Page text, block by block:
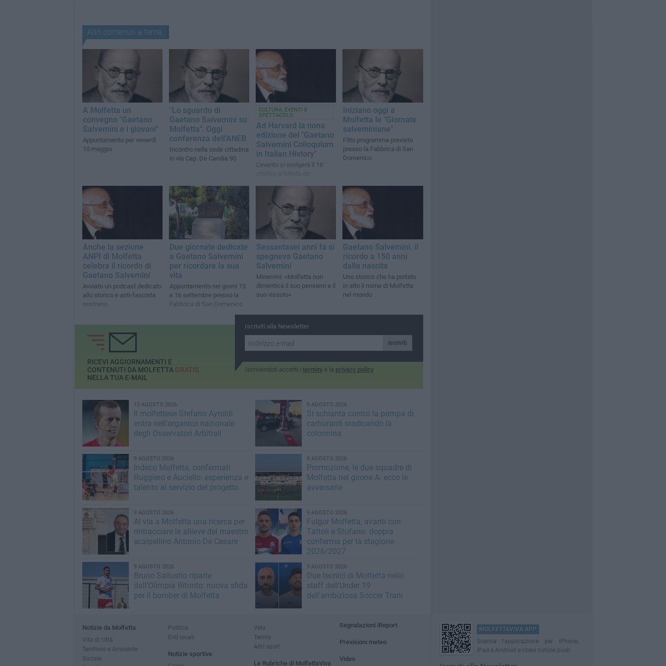
Altri contenuti a tema
A Molfetta un
convegno "Gaetano
Salvemini e i giovani"
Appuntamento per venerdì
10 maggio
"Lo sguardo di
Gaetano Salvemini su
Molfetta". Oggi
conferenza dell'ANEB
Incontro nella sede cittadina
in via Cap. De Candia 90
CULTURA, EVENTI E
SPETTACOLO
Ad Harvard la nona
edizione del "Gaetano
Salvemini Colloquium
in Italian History"
L'evento si svolgerà il 18
Iniziano oggi a
Molfetta le "Giornate
salveminiane"
Fitto programma previsto
presso la Fabbrica di San
Domenico
Anche la sezione
ANPI di Molfetta
celebra il ricordo di
Gaetano Salvemini
Avviato un podcast dedicato
allo storico e anti-fascista
nostrano
Due giornate dedicate
a Gaetano Salvemini
per ricordare la sua
vita
Appuntamento nei giorni 15
e 16 settembre presso la
Fabbrica di San Domenico
Sessantasei anni fa si
spegneva Gaetano
Salvemini
Minervini: «Molfetta non
dimentica il suo pensiero e il
suo vissuto»
Gaetano Salvemini, il
ricordo a 150 anni
dalla nascita
Uno storico che ha portato
in alto il nome di Molfetta
nel mondo
Iscriviti alla Newsletter
Iscriviti
Iscrivendoti accetti i termini e la privacy policy
RICEVI AGGIORNAMENTI E
CONTENUTI DA MOLFETTA GRATIS
NELLA TUA E-MAIL
10 AGOSTO 2026
Il molfettese Stefano Ayroldi
entra nell'organico nazionale
degli Osservatori Arbitrali
9 AGOSTO 2026
Si schianta contro la pompa di
carburanti sradicando la
colonnina
9 AGOSTO 2026
Indeco Molfetta, confermati
Ruggiero e Auciello: esperienza e
talento al servizio del progetto
9 AGOSTO 2026
Promozione, le due squadre di
Molfetta nel girone A: ecco le
avversarie
9 AGOSTO 2026
Al via a Molfetta una ricerca per
rintracciare le allieve del maestro
scalpellino Antonio De Cesare
9 AGOSTO 2026
Fulgor Molfetta, avanti con
Tattoli e Stufano: doppia
conferma per la stagione
2026/2027
9 AGOSTO 2026
Bruno Sallustio riparte
dall'Olimpia Bitonto: nuova sfida
per il bomber di Molfetta
9 AGOSTO 2026
Due tecnici di Molfetta nello
staff dell'Under 19
dell'ambiziosa Soccer Trani
Notizie da Molfetta
Vita di città
Territorio e Ambiente
Sociale
Politica
Enti locali
Notizie sportive
Vela
Tennis
Altri sport
Le Rubriche di MolfettaViva
Segnalazioni iReport
Previsioni meteo
Video
MOLFETTAVIVA APP
Scarica l'applicazione per iPhone,
iPad e Android e ricevi notizie push